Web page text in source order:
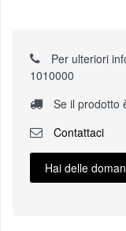
Per ulteriori
1010000
Se il prodotto
Contattaci
Hai delle